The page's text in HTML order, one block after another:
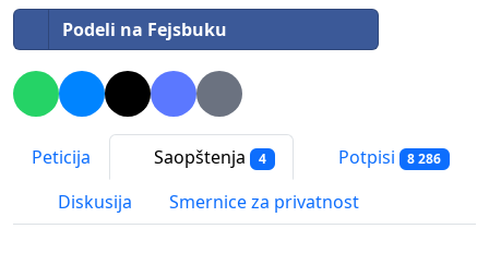
Podeli na Fejsbuku
Peticija Saopštenja 4 Potpisi 8 286
Diskusija Smernice za privatnost